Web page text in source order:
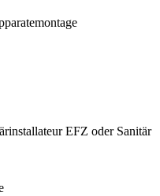
EFZ oder Sanitär